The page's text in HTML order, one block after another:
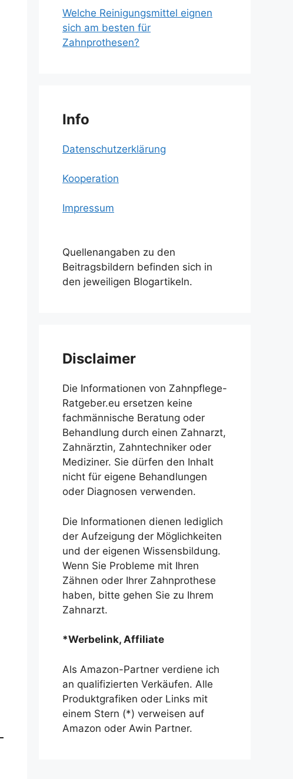
Welche Reinigungsmittel eignen
sich am besten für
Zahnprothesen?
Info
Datenschutzerklärung
Kooperation
Impressum
Quellenangaben zu den
Beitragsbildern befinden sich in
den jeweiligen Blogartikeln.
Disclaimer
Die Informationen von Zahnpflege-
Ratgeber.eu ersetzen keine
fachmännische Beratung oder
Behandlung durch einen Zahnarzt,
Zahnärztin, Zahntechniker oder
Mediziner. Sie dürfen den Inhalt
nicht für eigene Behandlungen
oder Diagnosen verwenden.
Die Informationen dienen lediglich
der Aufzeigung der Möglichkeiten
und der eigenen Wissensbildung.
Wenn Sie Probleme mit Ihren
Zähnen oder Ihrer Zahnprothese
haben, bitte gehen Sie zu Ihrem
Zahnarzt.
*Werbelink, Affiliate
Als Amazon-Partner verdiene ich
an qualifizierten Verkäufen. Alle
Produktgrafiken oder Links mit
einem Stern (*) verweisen auf
Amazon oder Awin Partner.